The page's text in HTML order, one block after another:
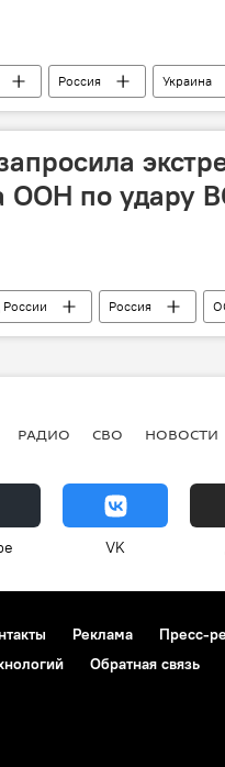
Россия Украина
ООН по удару
Россия
РАДИО СВО НОВОСТИ
VK
Реклама Пресс-
Обратная связь